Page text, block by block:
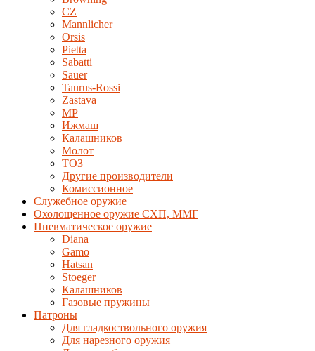
CZ
Mannlicher
Orsis
Pietta
Sabatti
Sauer
Taurus-Rossi
Zastava
MP
Ижмаш
Калашников
Молот
ТОЗ
Другие производители
Комиссионное
Служебное оружие
Охолощенное оружие СХП, ММГ
Пневматическое оружие
Diana
Gamo
Hatsan
Stoeger
Калашников
Газовые пружины
Патроны
Для гладкоствольного оружия
Для нарезного оружия